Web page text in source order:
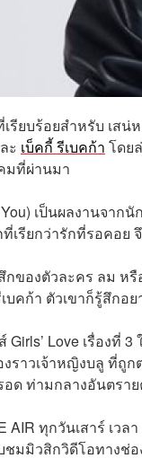
ยบร้อยสำหรับ เสน่
ะ เบ็คกี้ รีเบคก้า โดย
มที่ผ่านมา
เป็นผลงานจา
เรียกว่ารักที่รอคอ
ของตัวละคร ลม ห
คก้า ตัวเขาก็รู้สึกอ
Girls’ Love เรื่องที่
งราวเจ้าหญิงบลู ที่
อด ท่ามกลางอันตร
ทุกวันเสาร์ เว
มมิวสิกวิดีโอทางช่อ